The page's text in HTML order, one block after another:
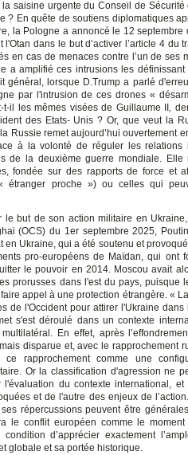
saisine urgente du Conseil de
? En quête de soutiens diplomatiques
la Pologne a annoncé le 12
l'Otan dans le but d’activer l’article 4 du
en cas de menaces contre l’un de ses
a amplifié ces intrusions les
général, lorsque D.Trump a parlé
par l'intrusion de ces drones «
il les mêmes visées de Guillaume II ,
des Etats- Unis ? Or, que veut la
Russie remet aujourd’hui ouvertement
à la volonté de réguler les relations
de la deuxième guerre mondiale.
fondée sur des rapports de force et
étranger proche ») ou celles qui
le but de son action militaire en
(OCS) du 1er septembre 2025,
en Ukraine, qui a été soutenu et
pro-européens de Maïdan, qui ont
le pouvoir en 2014. Moscou avait
prorusses dans l'est du pays, puisque
appel à une protection étrangère. «
de l'Occident pour attirer l'Ukraine
s'est déroulé dans un contexte
En effet, après
disparue et, avec le rapprochement
ce rapprochement comme une
Or la classification d'agression ne
l'évaluation du contexte international,
et de l'autre des enjeux de
répercussions peuvent être
le conflit européen comme le
condition d’apprécier exactement
globale et sa portée historique.